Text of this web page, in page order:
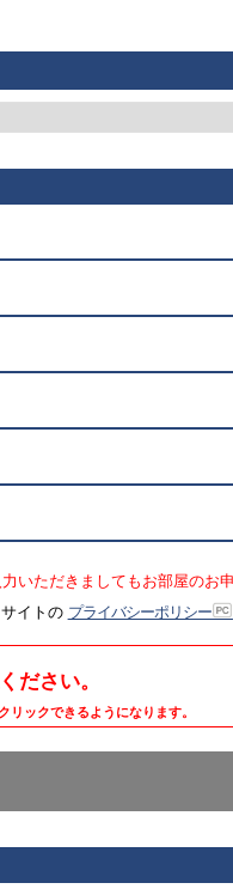
いただきましてもお部屋のお
イトの プライバシーポリシー
ださい。
ックできるようになります。